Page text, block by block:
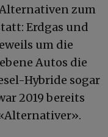
zum
Erdgas und
um die
Autos die
Hybride sogar
2019 bereits